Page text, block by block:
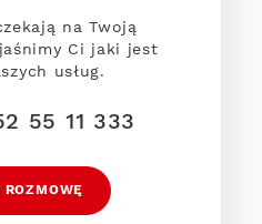
na Twoją
Ci jaki jest
usług.
55 11 333
ROZMOWĘ